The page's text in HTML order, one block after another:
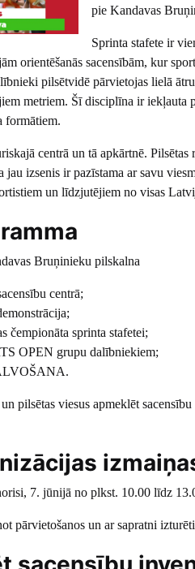
pie Kandavas
Sprinta stafete ir
orientēšanās sacensībām, kur
pilsētvidē pārvietojas lielā
metriem. Šī disciplīna ir
formātiem.
centrā un tā apkārtnē.
jau izsenis ir pazīstama ar savu
un līdzjutējiem no visas
Bruņinieku pilskalna
centrā;
čempionāta sprinta stafetei;
OPEN grupu dalībniekiem;
pilsētas viesus apmeklēt
7. jūnijā no plkst. 10.00 līdz
pārvietošanos un ar sapratni